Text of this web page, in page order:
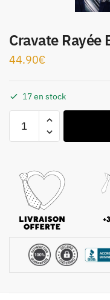
Cravate Rayée
44.90€
17 en stock